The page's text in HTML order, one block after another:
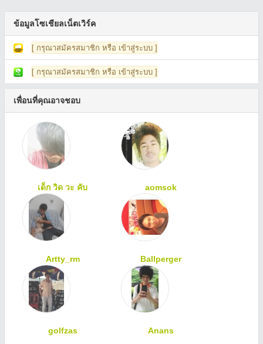
ข้อมูลโซเชียลเน็ตเวิร์ค
[ กรุณาสมัครสมาชิก หรือ เข้าสู่ระบบ ]
[ กรุณาสมัครสมาชิก หรือ เข้าสู่ระบบ ]
เพื่อนที่คุณอาจชอบ
เด็ก วิด วะ คับ aomsok
Artty_rm Ballperger
golfzas Anans